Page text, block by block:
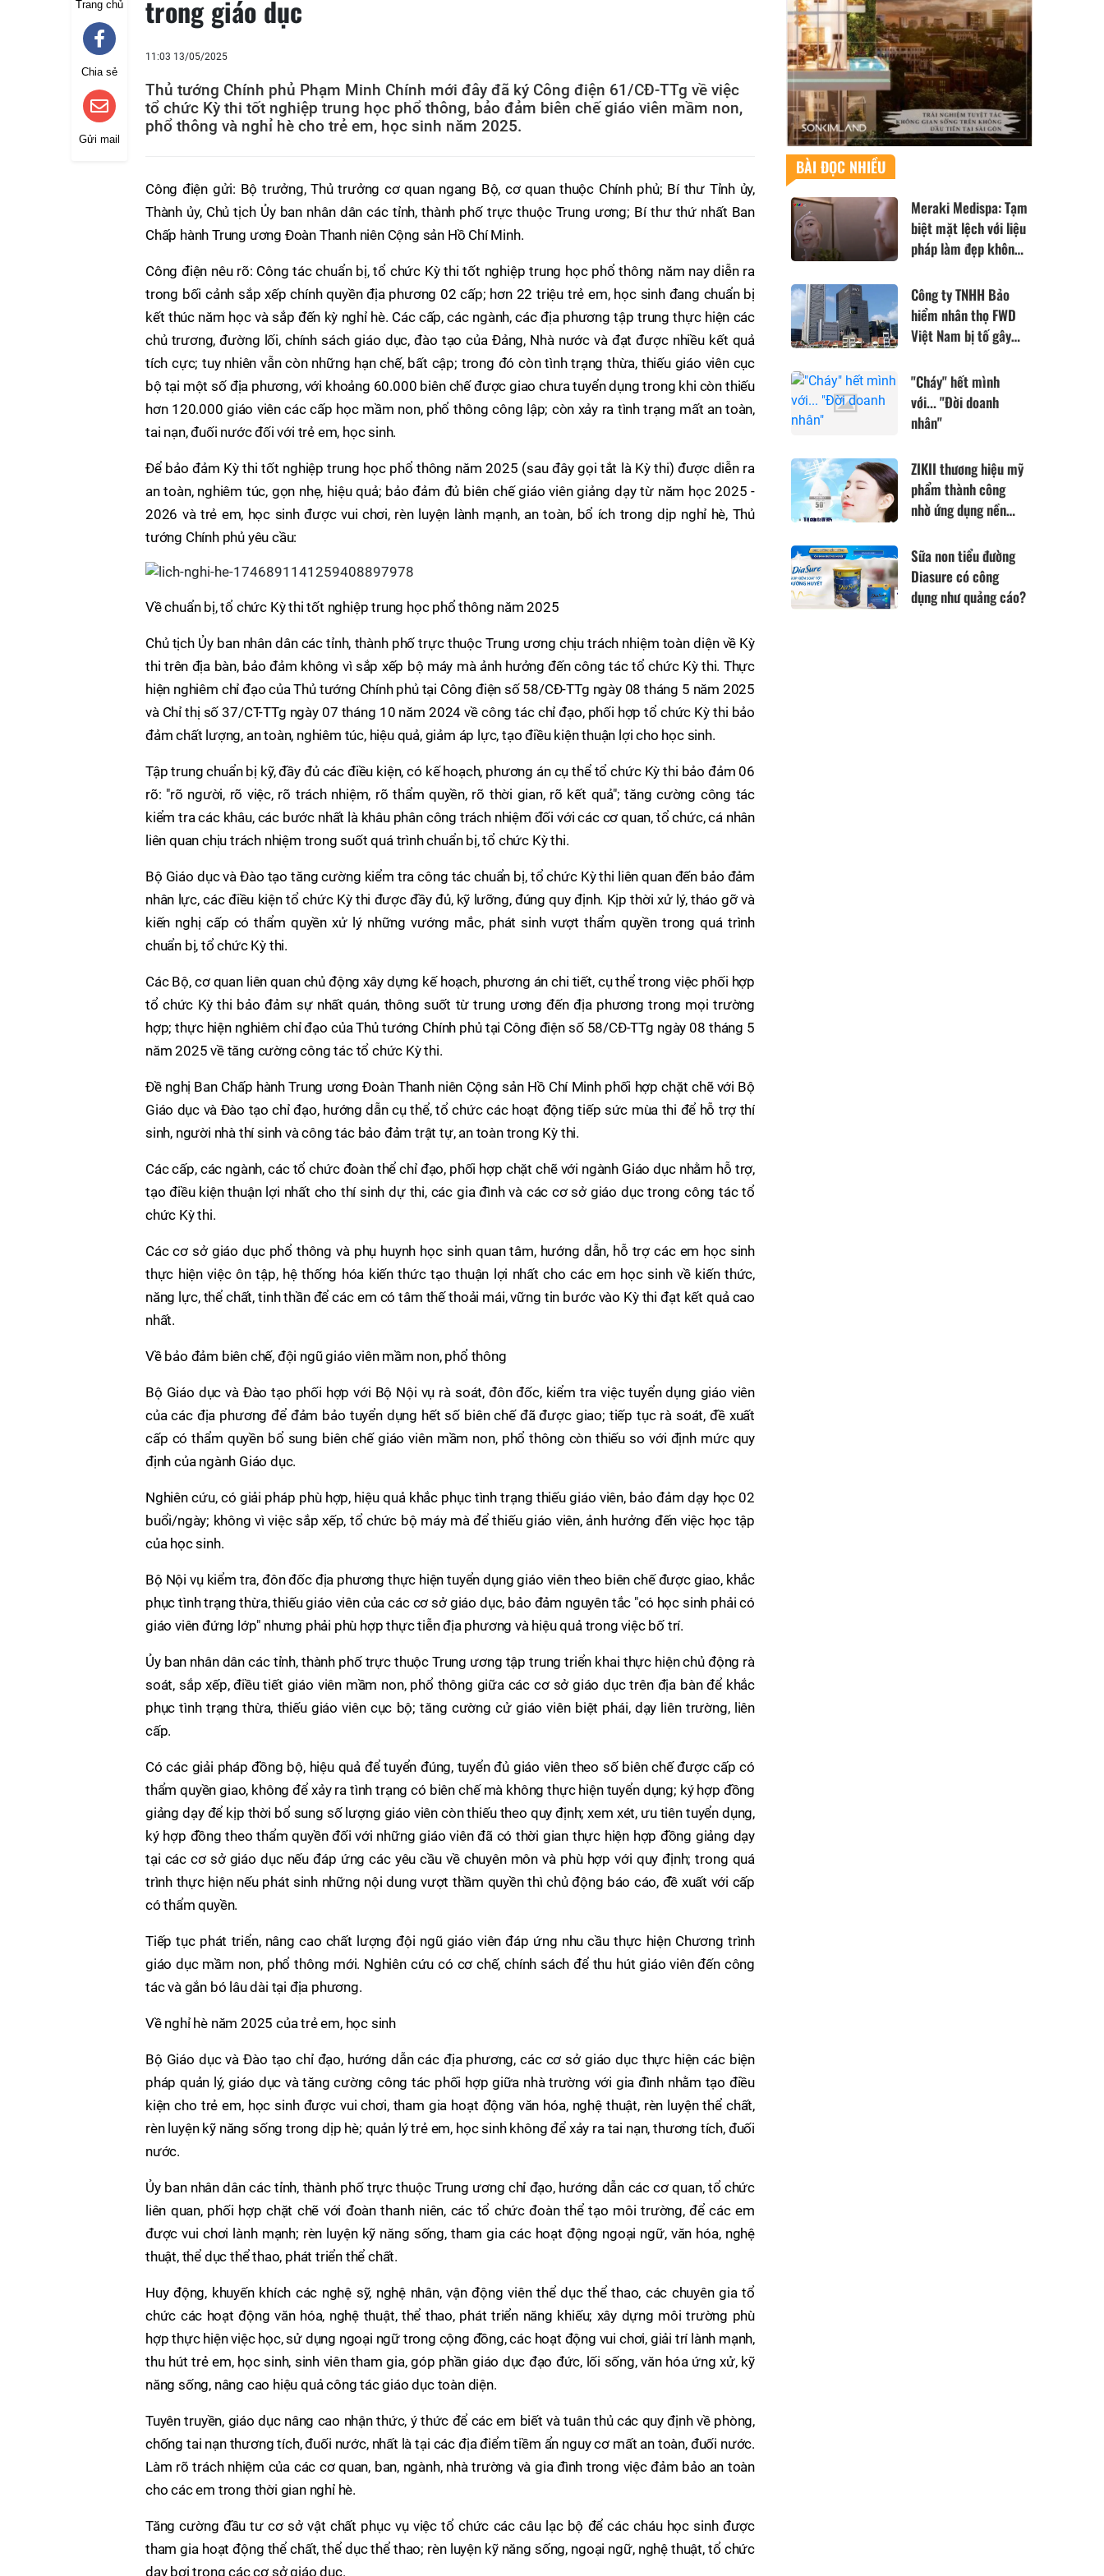
Trang chủ
Chia sẻ
Gửi mail
trong giáo dục
11:03 13/05/2025
Thủ tướng Chính phủ Phạm Minh Chính mới đây đã ký Công điện 61/CĐ-TTg về việc
tổ chức Kỳ thi tốt nghiệp trung học phổ thông, bảo đảm biên chế giáo viên mầm non,
phổ thông và nghỉ hè cho trẻ em, học sinh năm 2025.
Công điện gửi: Bộ trưởng, Thủ trưởng cơ quan ngang Bộ, cơ quan thuộc Chính phủ; Bí thư Tỉnh ủy,
Thành ủy, Chủ tịch Ủy ban nhân dân các tỉnh, thành phố trực thuộc Trung ương; Bí thư thứ nhất Ban
Chấp hành Trung ương Đoàn Thanh niên Cộng sản Hồ Chí Minh.
Công điện nêu rõ: Công tác chuẩn bị, tổ chức Kỳ thi tốt nghiệp trung học phổ thông năm nay diễn ra
trong bối cảnh sắp xếp chính quyền địa phương 02 cấp; hơn 22 triệu trẻ em, học sinh đang chuẩn bị
kết thúc năm học và sắp đến kỳ nghỉ hè. Các cấp, các ngành, các địa phương tập trung thực hiện các
chủ trương, đường lối, chính sách giáo dục, đào tạo của Đảng, Nhà nước và đạt được nhiều kết quả
tích cực; tuy nhiên vẫn còn những hạn chế, bất cập; trong đó còn tình trạng thừa, thiếu giáo viên cục
bộ tại một số địa phương, với khoảng 60.000 biên chế được giao chưa tuyển dụng trong khi còn thiếu
hơn 120.000 giáo viên các cấp học mầm non, phổ thông công lập; còn xảy ra tình trạng mất an toàn,
tai nạn, đuối nước đối với trẻ em, học sinh.
Để bảo đảm Kỳ thi tốt nghiệp trung học phổ thông năm 2025 (sau đây gọi tắt là Kỳ thi) được diễn ra
an toàn, nghiêm túc, gọn nhẹ, hiệu quả; bảo đảm đủ biên chế giáo viên giảng dạy từ năm học 2025 -
2026 và trẻ em, học sinh được vui chơi, rèn luyện lành mạnh, an toàn, bổ ích trong dịp nghỉ hè, Thủ
tướng Chính phủ yêu cầu:
Về chuẩn bị, tổ chức Kỳ thi tốt nghiệp trung học phổ thông năm 2025
Chủ tịch Ủy ban nhân dân các tỉnh, thành phố trực thuộc Trung ương chịu trách nhiệm toàn diện về Kỳ
thi trên địa bàn, bảo đảm không vì sắp xếp bộ máy mà ảnh hưởng đến công tác tổ chức Kỳ thi. Thực
hiện nghiêm chỉ đạo của Thủ tướng Chính phủ tại Công điện số 58/CĐ-TTg ngày 08 tháng 5 năm 2025
và Chỉ thị số 37/CT-TTg ngày 07 tháng 10 năm 2024 về công tác chỉ đạo, phối hợp tổ chức Kỳ thi bảo
đảm chất lượng, an toàn, nghiêm túc, hiệu quả, giảm áp lực, tạo điều kiện thuận lợi cho học sinh.
Tập trung chuẩn bị kỹ, đầy đủ các điều kiện, có kế hoạch, phương án cụ thể tổ chức Kỳ thi bảo đảm 06
rõ: "rõ người, rõ việc, rõ trách nhiệm, rõ thẩm quyền, rõ thời gian, rõ kết quả"; tăng cường công tác
kiểm tra các khâu, các bước nhất là khâu phân công trách nhiệm đối với các cơ quan, tổ chức, cá nhân
liên quan chịu trách nhiệm trong suốt quá trình chuẩn bị, tổ chức Kỳ thi.
Bộ Giáo dục và Đào tạo tăng cường kiểm tra công tác chuẩn bị, tổ chức Kỳ thi liên quan đến bảo đảm
nhân lực, các điều kiện tổ chức Kỳ thi được đầy đủ, kỹ lưỡng, đúng quy định. Kịp thời xử lý, tháo gỡ và
kiến nghị cấp có thẩm quyền xử lý những vướng mắc, phát sinh vượt thẩm quyền trong quá trình
chuẩn bị, tổ chức Kỳ thi.
Các Bộ, cơ quan liên quan chủ động xây dựng kế hoạch, phương án chi tiết, cụ thể trong việc phối hợp
tổ chức Kỳ thi bảo đảm sự nhất quán, thông suốt từ trung ương đến địa phương trong mọi trường
hợp; thực hiện nghiêm chỉ đạo của Thủ tướng Chính phủ tại Công điện số 58/CĐ-TTg ngày 08 tháng 5
năm 2025 về tăng cường công tác tổ chức Kỳ thi.
Đề nghị Ban Chấp hành Trung ương Đoàn Thanh niên Cộng sản Hồ Chí Minh phối hợp chặt chẽ với Bộ
Giáo dục và Đào tạo chỉ đạo, hướng dẫn cụ thể, tổ chức các hoạt động tiếp sức mùa thi để hỗ trợ thí
sinh, người nhà thí sinh và công tác bảo đảm trật tự, an toàn trong Kỳ thi.
Các cấp, các ngành, các tổ chức đoàn thể chỉ đạo, phối hợp chặt chẽ với ngành Giáo dục nhằm hỗ trợ,
tạo điều kiện thuận lợi nhất cho thí sinh dự thi, các gia đình và các cơ sở giáo dục trong công tác tổ
chức Kỳ thi.
Các cơ sở giáo dục phổ thông và phụ huynh học sinh quan tâm, hướng dẫn, hỗ trợ các em học sinh
thực hiện việc ôn tập, hệ thống hóa kiến thức tạo thuận lợi nhất cho các em học sinh về kiến thức,
năng lực, thể chất, tinh thần để các em có tâm thế thoải mái, vững tin bước vào Kỳ thi đạt kết quả cao
nhất.
Về bảo đảm biên chế, đội ngũ giáo viên mầm non, phổ thông
Bộ Giáo dục và Đào tạo phối hợp với Bộ Nội vụ rà soát, đôn đốc, kiểm tra việc tuyển dụng giáo viên
của các địa phương để đảm bảo tuyển dụng hết số biên chế đã được giao; tiếp tục rà soát, đề xuất
cấp có thẩm quyền bổ sung biên chế giáo viên mầm non, phổ thông còn thiếu so với định mức quy
định của ngành Giáo dục.
Nghiên cứu, có giải pháp phù hợp, hiệu quả khắc phục tình trạng thiếu giáo viên, bảo đảm dạy học 02
buổi/ngày; không vì việc sắp xếp, tổ chức bộ máy mà để thiếu giáo viên, ảnh hưởng đến việc học tập
của học sinh.
Bộ Nội vụ kiểm tra, đôn đốc địa phương thực hiện tuyển dụng giáo viên theo biên chế được giao, khắc
phục tình trạng thừa, thiếu giáo viên của các cơ sở giáo dục, bảo đảm nguyên tắc "có học sinh phải có
giáo viên đứng lớp" nhưng phải phù hợp thực tiễn địa phương và hiệu quả trong việc bố trí.
Ủy ban nhân dân các tỉnh, thành phố trực thuộc Trung ương tập trung triển khai thực hiện chủ động rà
soát, sắp xếp, điều tiết giáo viên mầm non, phổ thông giữa các cơ sở giáo dục trên địa bàn để khắc
phục tình trạng thừa, thiếu giáo viên cục bộ; tăng cường cử giáo viên biệt phái, dạy liên trường, liên
cấp.
Có các giải pháp đồng bộ, hiệu quả để tuyển đúng, tuyển đủ giáo viên theo số biên chế được cấp có
thẩm quyền giao, không để xảy ra tình trạng có biên chế mà không thực hiện tuyển dụng; ký hợp đồng
giảng dạy để kịp thời bổ sung số lượng giáo viên còn thiếu theo quy định; xem xét, ưu tiên tuyển dụng,
ký hợp đồng theo thẩm quyền đối với những giáo viên đã có thời gian thực hiện hợp đồng giảng dạy
tại các cơ sở giáo dục nếu đáp ứng các yêu cầu về chuyên môn và phù hợp với quy định; trong quá
trình thực hiện nếu phát sinh những nội dung vượt thầm quyền thì chủ động báo cáo, đề xuất với cấp
có thẩm quyền.
Tiếp tục phát triển, nâng cao chất lượng đội ngũ giáo viên đáp ứng nhu cầu thực hiện Chương trình
giáo dục mầm non, phổ thông mới. Nghiên cứu có cơ chế, chính sách để thu hút giáo viên đến công
tác và gắn bó lâu dài tại địa phương.
Về nghỉ hè năm 2025 của trẻ em, học sinh
Bộ Giáo dục và Đào tạo chỉ đạo, hướng dẫn các địa phương, các cơ sở giáo dục thực hiện các biện
pháp quản lý, giáo dục và tăng cường công tác phối hợp giữa nhà trường với gia đình nhằm tạo điều
kiện cho trẻ em, học sinh được vui chơi, tham gia hoạt động văn hóa, nghệ thuật, rèn luyện thể chất,
rèn luyện kỹ năng sống trong dịp hè; quản lý trẻ em, học sinh không để xảy ra tai nạn, thương tích, đuối
nước.
Ủy ban nhân dân các tỉnh, thành phố trực thuộc Trung ương chỉ đạo, hướng dẫn các cơ quan, tổ chức
liên quan, phối hợp chặt chẽ với đoàn thanh niên, các tổ chức đoàn thể tạo môi trường, để các em
được vui chơi lành mạnh; rèn luyện kỹ năng sống, tham gia các hoạt động ngoại ngữ, văn hóa, nghệ
thuật, thể dục thể thao, phát triển thể chất.
Huy động, khuyến khích các nghệ sỹ, nghệ nhân, vận động viên thể dục thể thao, các chuyên gia tổ
chức các hoạt động văn hóa, nghệ thuật, thể thao, phát triển năng khiếu; xây dựng môi trường phù
hợp thực hiện việc học, sử dụng ngoại ngữ trong cộng đồng, các hoạt động vui chơi, giải trí lành mạnh,
thu hút trẻ em, học sinh, sinh viên tham gia, góp phần giáo dục đạo đức, lối sống, văn hóa ứng xử, kỹ
năng sống, nâng cao hiệu quả công tác giáo dục toàn diện.
Tuyên truyền, giáo dục nâng cao nhận thức, ý thức để các em biết và tuân thủ các quy định về phòng,
chống tai nạn thương tích, đuối nước, nhất là tại các địa điểm tiềm ẩn nguy cơ mất an toàn, đuối nước.
Làm rõ trách nhiệm của các cơ quan, ban, ngành, nhà trường và gia đình trong việc đảm bảo an toàn
cho các em trong thời gian nghỉ hè.
Tăng cường đầu tư cơ sở vật chất phục vụ việc tổ chức các câu lạc bộ để các cháu học sinh được
tham gia hoạt động thể chất, thể dục thể thao; rèn luyện kỹ năng sống, ngoại ngữ, nghệ thuật, tổ chức
dạy bơi trong các cơ sở giáo dục.
BÀI ĐỌC NHIỀU
Meraki Medispa: Tạm
biệt mặt lệch với liệu
pháp làm đẹp không
Bản
Công ty TNHH Bảo
hiểm nhân thọ FWD
Việt Nam bị tố gây
các Đại lý bảo hiểm
cắt Code?
"Cháy" hết mình
với... "Đời doanh
nhân"
ZIKII thương hiệu mỹ
phẩm thành công
nhờ ứng dụng nền
từ Nhật Bản
Sữa non tiểu đường
Diasure có công
dụng như quảng cáo?